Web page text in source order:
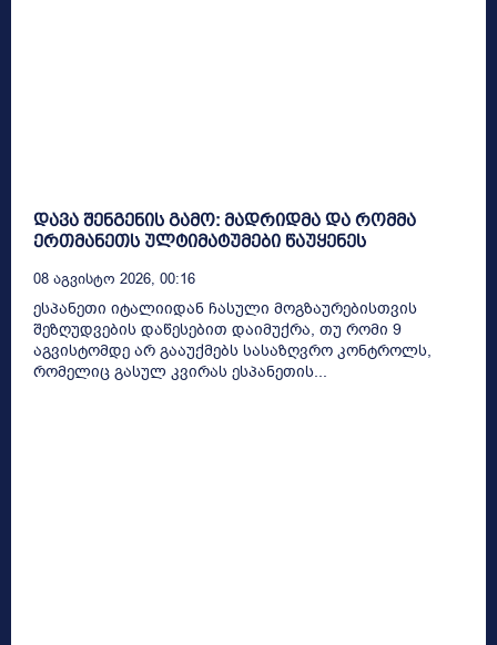
დავა შენგენის გამო: მადრიდმა და რომმა
ერთმანეთს ულტიმატუმები წაუყენეს
08 Აგვისტო 2026, 00:16
ესპანეთი იტალიიდან ჩასული მოგზაურებისთვის
შეზღუდვების დაწესებით დაიმუქრა, თუ რომი 9
აგვისტომდე არ გააუქმებს სასაზღვრო კონტროლს,
რომელიც გასულ კვირას ესპანეთის...